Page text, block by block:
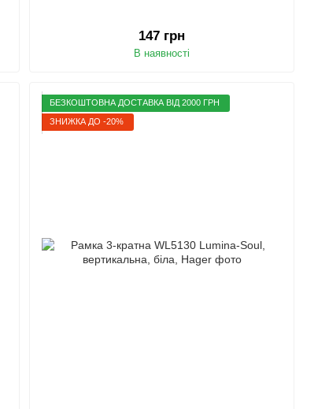
147 грн
В наявності
БЕЗКОШТОВНА ДОСТАВКА ВІД 2000 ГРН
ЗНИЖКА ДО -20%